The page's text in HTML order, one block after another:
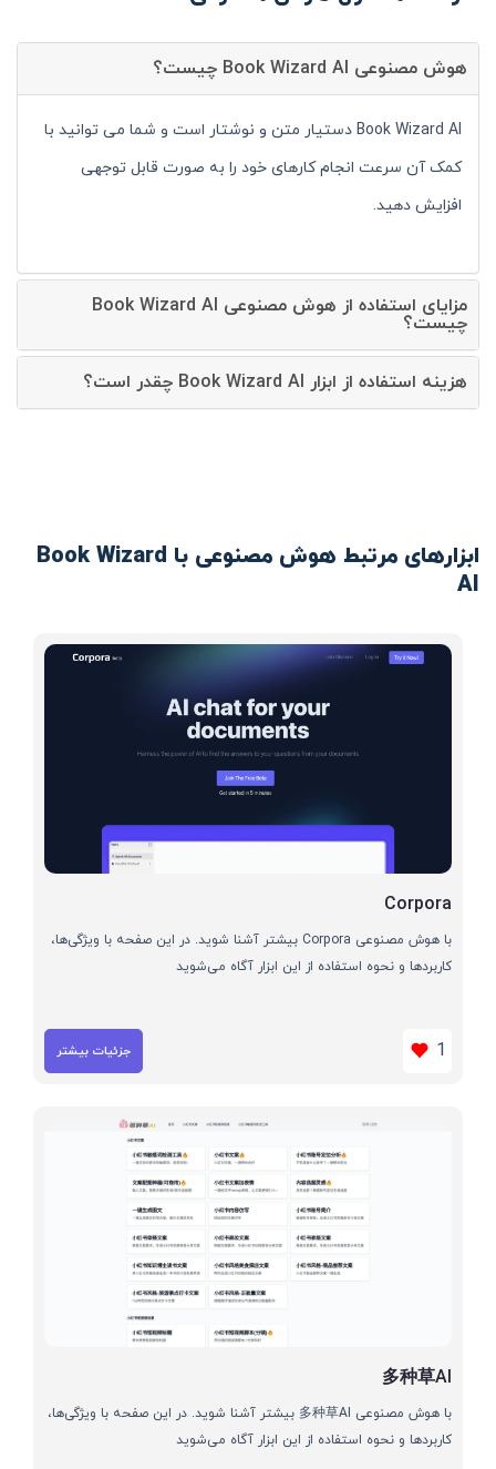
هوش مصنوعی Book Wizard AI چیست؟
Book Wizard AI دستیار متن و نوشتار است و شما می توانید با
کمک آن سرعت انجام کارهای خود را به صورت قابل توجهی
افزایش دهید.
مزایای استفاده از هوش مصنوعی Book Wizard AI
چیست؟
هزینه استفاده از ابزار Book Wizard AI چقدر است؟
ابزارهای مرتبط هوش مصنوعی با Book Wizard
AI
Corpora
با هوش مصنوعی Corpora بیشتر آشنا شوید. در این صفحه با ویژگی‌ها،
کاربردها و نحوه استفاده از این ابزار آگاه می‌شوید
1 جزئیات بیشتر
多种草AI
با هوش مصنوعی 多种草AI بیشتر آشنا شوید. در این صفحه با ویژگی‌ها،
کاربردها و نحوه استفاده از این ابزار آگاه می‌شوید